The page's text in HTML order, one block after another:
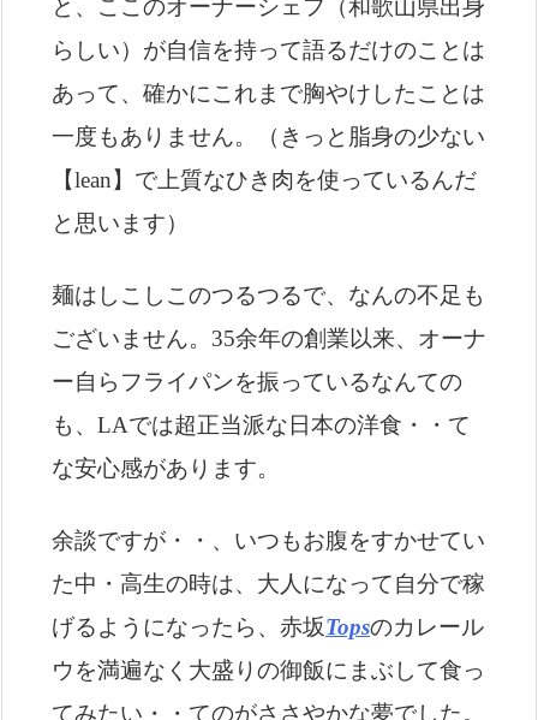
と、ここのオーナーシェフ（和歌山県出身
らしい）が自信を持って語るだけのことは
あって、確かにこれまで胸やけしたことは
一度もありません。（きっと脂身の少ない
【lean】で上質なひき肉を使っているんだ
と思います）
麺はしこしこのつるつるで、なんの不足も
ございません。35余年の創業以来、オーナ
ー自らフライパンを振っているなんての
も、LAでは超正当派な日本の洋食・・て
な安心感があります。
余談ですが・・、いつもお腹をすかせてい
た中・高生の時は、大人になって自分で稼
げるようになったら、赤坂Topsのカレール
ウを満遍なく大盛りの御飯にまぶして食っ
てみたい・・てのがささやかな夢でした。